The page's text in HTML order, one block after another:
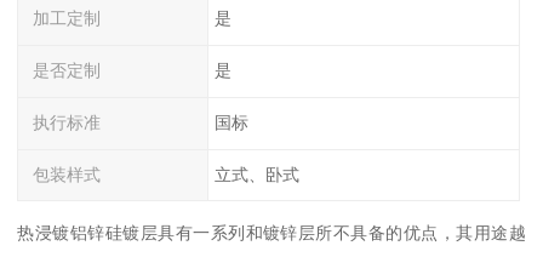
加工定制 是
是否定制 是
执行标准 国标
包装样式 立式、卧式
热浸镀铝锌硅镀层具有一系列和镀锌层所不具备的优点，其用途越